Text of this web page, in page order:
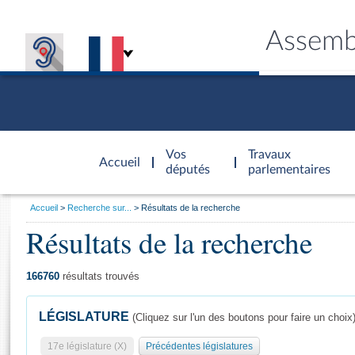
Accueil
d'accueil
Vos
députés
Travaux
parlementaires
Général
Vous
Accueil Recherche sur... Résultats de la recherche
Résultats de la recherche
166760 résultats trouvés
LÉGISLATURE (Cliquez sur l'un des boutons pour faire un choix)
17e législature (X) Précédentes législatures